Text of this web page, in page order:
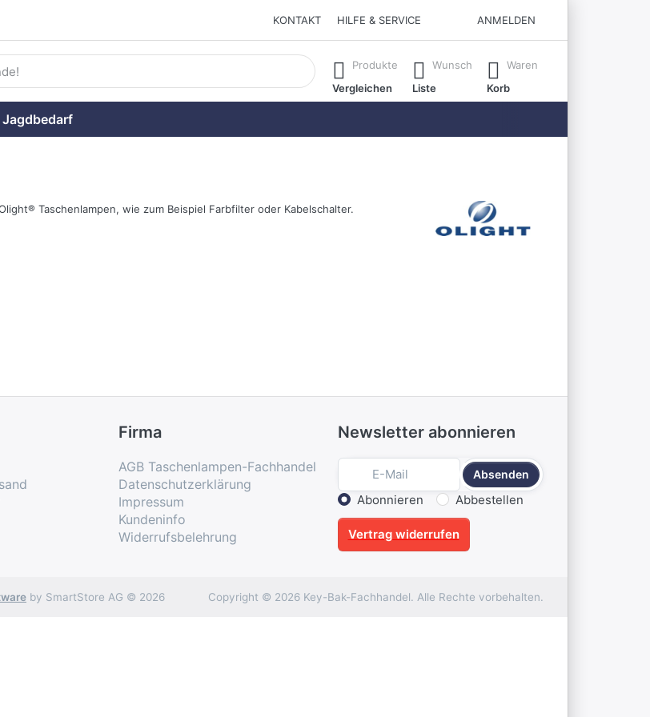
KONTAKT HILFE & SERVICE ANMELDEN
ein. Während Sie tippen, erscheinen automatisch erste Ergebnisse. Drücken Sie die Eingabetaste, um
Produkte
Vergleichen
Wunsch
Liste
Waren
Korb
Jagdbedarf
Taschenlampen, wie zum Beispiel Farbfilter oder Kabelschalter.
Firma
AGB Taschenlampen-Fachhandel
Datenschutzerklärung
Impressum
Kundeninfo
Widerrufsbelehrung
Newsletter abonnieren
Absenden
Aktion wählen
Abonnieren Abbestellen
Vertrag widerrufen
by SmartStore AG © 2026 Copyright © 2026 Key-Bak-Fachhandel. Alle Rechte vorbehalten.